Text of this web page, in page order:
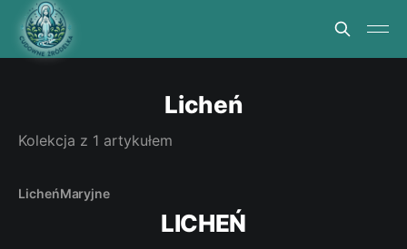
Licheń
Kolekcja z 1 artykułem
LicheńMaryjne
LICHEŃ